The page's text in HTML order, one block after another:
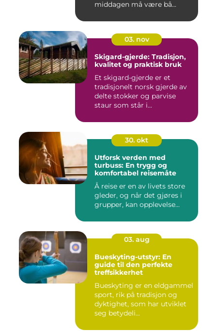
middagen må være bå...
03. nov
Skigard-gjerde: Tradisjon,
kvalitet og praktisk bruk
Et skigard-gjerde er et
tradisjonelt norsk gjerde av
delte stokker og parvise
staur som står i...
30. okt
Utforsk verden med
turbuss: En trygg og
komfortabel reisemåte
Å reise er en av livets store
gleder, og når det gjøres i
grupper, kan opplevelse...
03. aug
Bueskyting-utstyr: En
guide til den perfekte
treffsikkerhet
Bueskyting er en eldgammel
sport, rik på tradisjon og
dyktighet, som har utviklet
seg betydeli...